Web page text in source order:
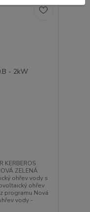
KERBEROS
ZELENÁ
ohřev vody s
ohřev
programu Nová
vody -